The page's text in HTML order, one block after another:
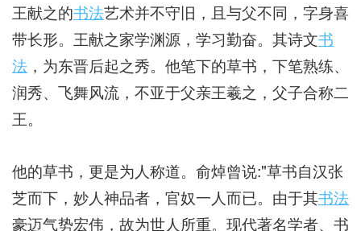
王献之的书法艺术并不守旧，且与父不同，字身喜
带长形。王献之家学渊源，学习勤奋。其诗文书
法 ，为东晋后起之秀。他笔下的草书，下笔熟练、
润秀、飞舞风流，不亚于父亲王羲之，父子合称二
王。
他的草书，更是为人称道。俞焯曾说:"草书自汉张
芝而下，妙人神品者，官奴一人而已。由于其书法
豪迈气势宏伟，故为世人所重。现代著名学者、书